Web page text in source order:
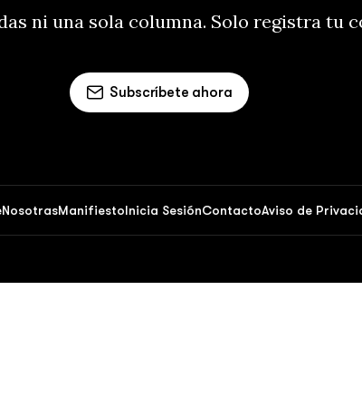
ni una sola columna. Solo registra tu
Subscríbete ahora
NosotrasManifiestoInicia SesiónContactoAviso de